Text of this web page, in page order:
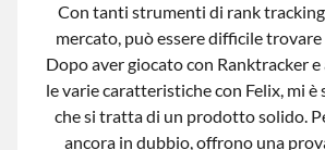
Con tanti strumenti di rank
mercato, può essere difficile
Dopo aver giocato con Ranktracker
le varie caratteristiche con Felix, mi
che si tratta di un prodotto solido.
ancora in dubbio, offrono una